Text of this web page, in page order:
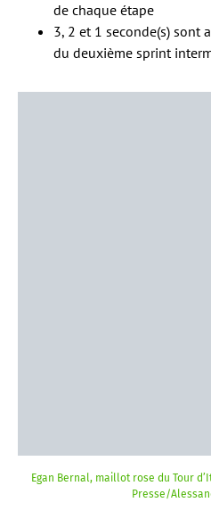
de chaque étape
3, 2 et 1 seconde(s) sont
du deuxième sprint
Egan Bernal, maillot rose du Tour
Presse/